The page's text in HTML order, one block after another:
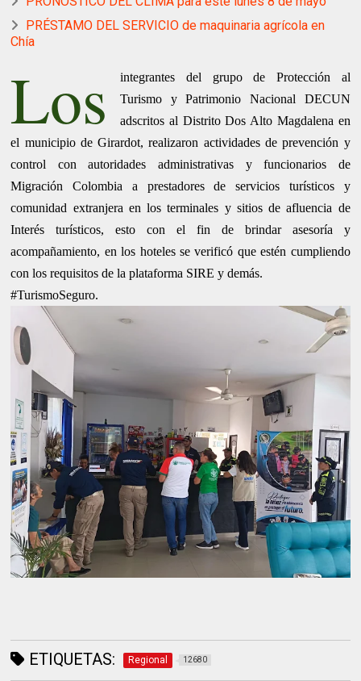
PRÉSTAMO DEL SERVICIO de maquinaria agrícola en
Chía
Los
integrantes del grupo de Protección al
Turismo y Patrimonio Nacional DECUN
adscritos al Distrito Dos Alto Magdalena en
el municipio de Girardot, realizaron actividades de prevención y
control con autoridades administrativas y funcionarios de
Migración Colombia a prestadores de servicios turísticos y
comunidad extranjera en los terminales y sitios de afluencia de
Interés turísticos, esto con el fin de brindar asesoría y
acompañamiento, en los hoteles se verificó que estén cumpliendo
con los requisitos de la plataforma SIRE y demás.
#TurismoSeguro.
ETIQUETAS: Regional 12680